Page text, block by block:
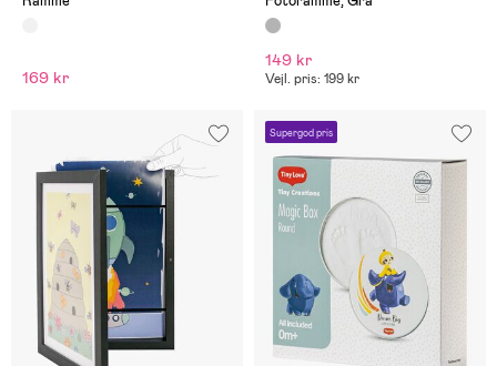
169 kr
149 kr
Vejl. pris: 199 kr
Supergod pris